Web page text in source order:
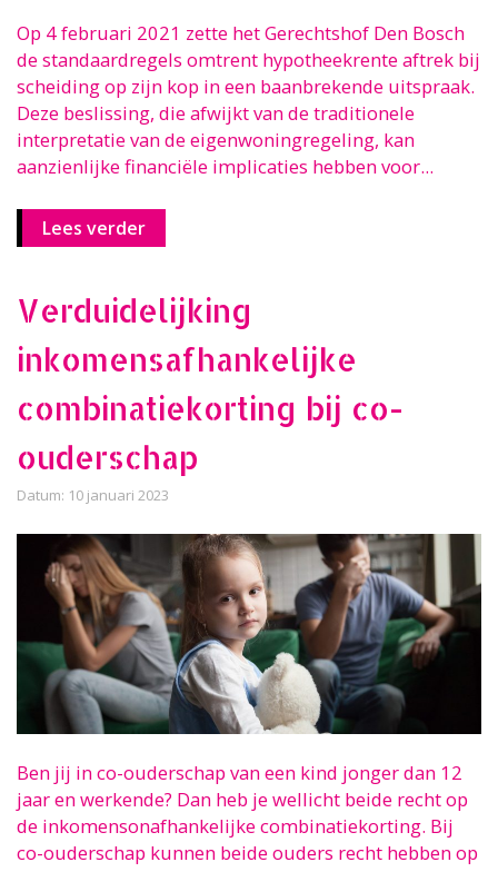
Op 4 februari 2021 zette het Gerechtshof Den Bosch
de standaardregels omtrent hypotheekrente aftrek bij
scheiding op zijn kop in een baanbrekende uitspraak.
Deze beslissing, die afwijkt van de traditionele
interpretatie van de eigenwoningregeling, kan
aanzienlijke financiële implicaties hebben voor...
Lees verder
Verduidelijking
inkomensafhankelijke
combinatiekorting bij co-
ouderschap
Datum: 10 januari 2023
Ben jij in co-ouderschap van een kind jonger dan 12
jaar en werkende? Dan heb je wellicht beide recht op
de inkomensonafhankelijke combinatiekorting. Bij
co-ouderschap kunnen beide ouders recht hebben op